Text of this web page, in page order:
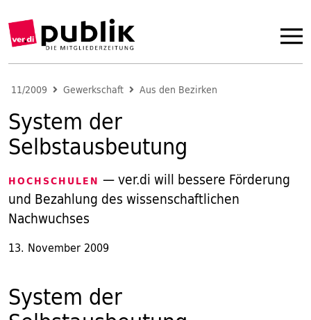
11/2009 Gewerkschaft Aus den Bezirken
System der
Selbstausbeutung
HOCHSCHULEN — ver.di will bessere Förderung
und Bezahlung des wissenschaftlichen
Nachwuchses
13. November 2009
System der